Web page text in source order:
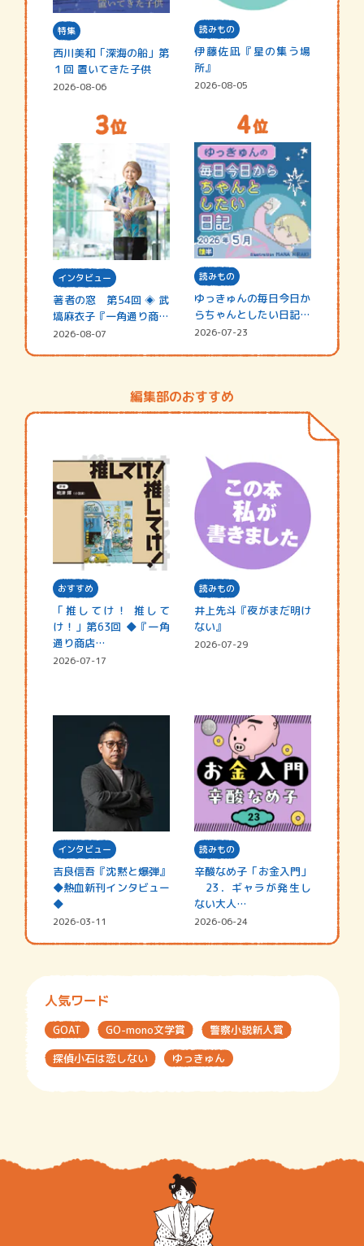
特集
西川美和「深海の船」第
１回 置いてきた子供
2026-08-06
読みもの
伊藤佐凪『星の集う場
所』
2026-08-05
インタビュー
著者の窓 第54回 ◈ 武
塙麻衣子『一角通り商店
街の…
2026-08-07
読みもの
ゆっきゅんの毎日今日か
らちゃんとしたい日記
☆202…
2026-07-23
編集部のおすすめ
おすすめ
「推してけ！ 推して
け！」第63回 ◆『一角
通り商店…
2026-07-17
読みもの
井上先斗『夜がまだ明け
ない』
2026-07-29
インタビュー
吉良信吾『沈黙と爆弾』
◆熱血新刊インタビュー
◆
2026-03-11
読みもの
辛酸なめ子「お金入門」
23．ギャラが発生し
ない大人…
2026-06-24
人気ワード
GOAT GO-mono文学賞
警察小説新人賞
探偵小石は恋しない
ゆっきゅん